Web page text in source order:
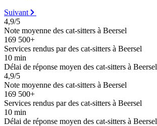
Suivant
4,9/5
Note moyenne des cat-sitters à Beersel
169 500+
Services rendus par des cat-sitters à Beersel
10 min
Délai de réponse moyen des cat-sitters à Beersel
4,9/5
Note moyenne des cat-sitters à Beersel
169 500+
Services rendus par des cat-sitters à Beersel
10 min
Délai de réponse moyen des cat-sitters à Beersel